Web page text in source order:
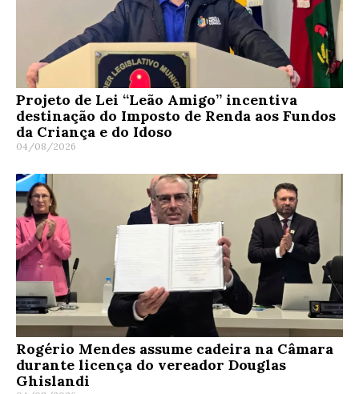
Projeto de Lei “Leão Amigo” incentiva
destinação do Imposto de Renda aos Fundos
da Criança e do Idoso
04/08/2026
Rogério Mendes assume cadeira na Câmara
durante licença do vereador Douglas
Ghislandi